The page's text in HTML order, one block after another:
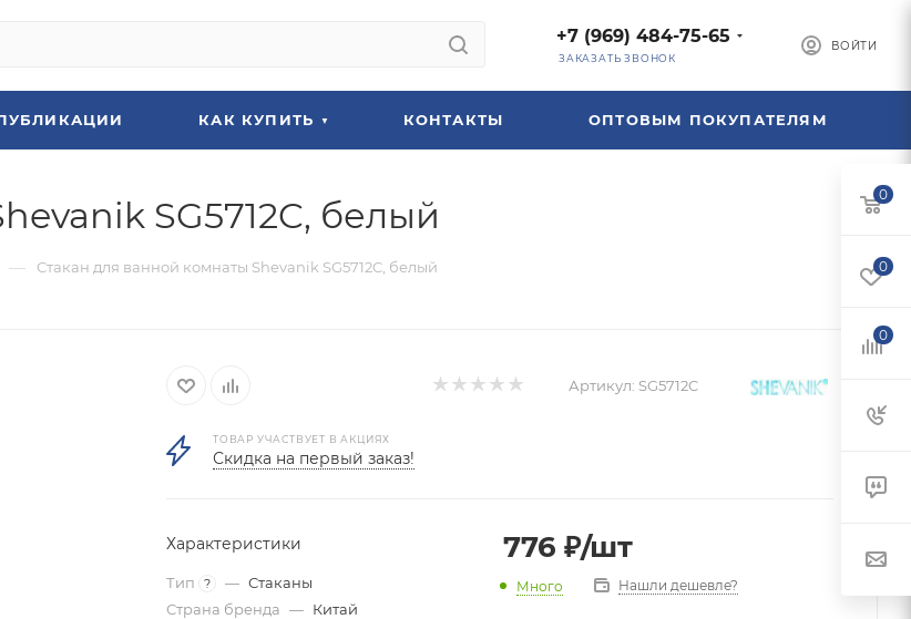
ВОЙТИ
+7 (969) 484-75-65
ЗАКАЗАТЬ ЗВОНОК
КАК КУПИТЬ КОНТАКТЫ ОПТОВЫМ ПОКУПАТЕЛЯМ
SG5712C, белый
— Стакан для ванной комнаты Shevanik SG5712C, белый
Артикул: SG5712C
ТОВАР УЧАСТВУЕТ В АКЦИЯХ
Скидка на первый заказ!
Характеристики
Тип ? — Стаканы
Страна бренда — Китай
776 ₽/шт
Много Нашли дешевле?
0
0
0